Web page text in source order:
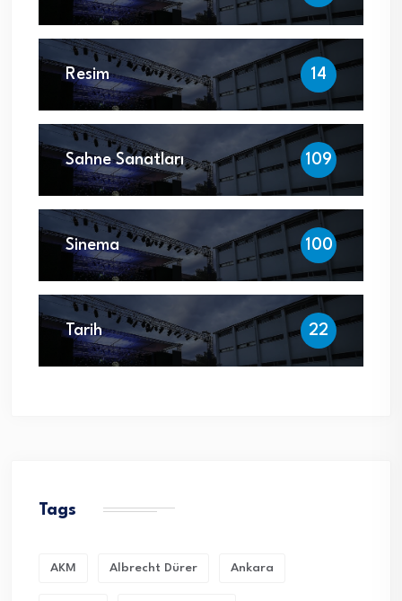
Resim 14
Sahne Sanatları 109
Sinema 100
Tarih 22
Tags
AKM Albrecht Dürer Ankara